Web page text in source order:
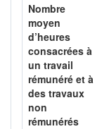
Nombre
moyen
d’heures
consacrées à
un travail
rémunéré et à
des travaux
non
rémunérés